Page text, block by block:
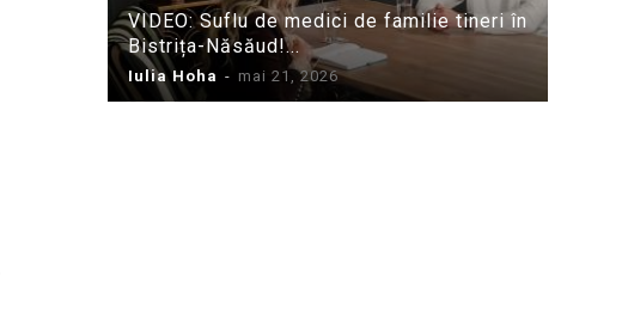
VIDEO: Suflu de medici de familie tineri în
Bistrița-Năsăud!...
Iulia Hoha - mai 21, 2026